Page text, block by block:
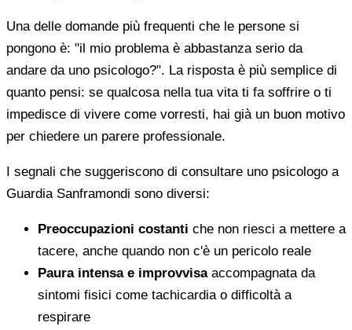
Una delle domande più frequenti che le persone si
pongono è: "il mio problema è abbastanza serio da
andare da uno psicologo?". La risposta è più semplice di
quanto pensi: se qualcosa nella tua vita ti fa soffrire o ti
impedisce di vivere come vorresti, hai già un buon motivo
per chiedere un parere professionale.
I segnali che suggeriscono di consultare uno psicologo a
Guardia Sanframondi sono diversi:
Preoccupazioni costanti che non riesci a mettere a
tacere, anche quando non c'è un pericolo reale
Paura intensa e improvvisaaccompagnata da
sintomi fisici come tachicardia o difficoltà a
respirare